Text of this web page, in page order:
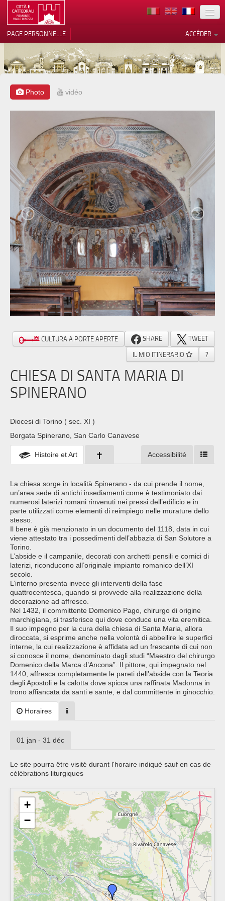
TERRITOIRE
ARCHITECTURE
MUSÉES
ITINÉRAIRES
EVÉNEMENTS
ACCUEIL
BÉNÉVOLES
CONTACTS
PRESS
ACCÉDER
PAGE PERSONNELLE
Photo vidéo
CULTURA A PORTE APERTE SHARE
TWEET
IL MIO ITINERARIO
?
CHIESA DI SANTA MARIA DI
SPINERANO
Diocesi di Torino ( sec. XI )
Borgata Spinerano, San Carlo Canavese
Histoire et Art Accessibilité
La chiesa sorge in località Spinerano - da cui prende il nome,
un’area sede di antichi insediamenti come è testimoniato dai
numerosi laterizi romani rinvenuti nei pressi dell’edificio e in
parte utilizzati come elementi di reimpiego nelle murature dello
stesso.
Il bene è già menzionato in un documento del 1118, data in cui
viene attestato tra i possedimenti dell’abbazia di San Solutore a
Torino.
L’abside e il campanile, decorati con archetti pensili e cornici di
laterizi, riconducono all’originale impianto romanico dell’XI
secolo.
L’interno presenta invece gli interventi della fase
quattrocentesca, quando si provvede alla realizzazione della
decorazione ad affresco.
Nel 1432, il committente Domenico Pago, chirurgo di origine
marchigiana, si trasferisce qui dove conduce una vita eremitica.
Il suo impegno per la cura della chiesa di Santa Maria, allora
diroccata, si esprime anche nella volontà di abbellire le superfici
interne, la cui realizzazione è affidata ad un frescante di cui non
si conosce il nome, denominato dagli studi “Maestro del chirurgo
Domenico della Marca d’Ancona”. Il pittore, qui impegnato nel
1440, affresca completamente le pareti dell’abside con la Teoria
degli Apostoli e la calotta dove spicca una raffinata Madonna in
trono affiancata da santi e sante, e dal committente in ginocchio.
Horaires
01 jan - 31 déc
Le site pourra être visité durant l'horaire indiqué sauf en cas de
célébrations liturgiques
+
−
Notification lors de la collecte
Vos choix en matière de